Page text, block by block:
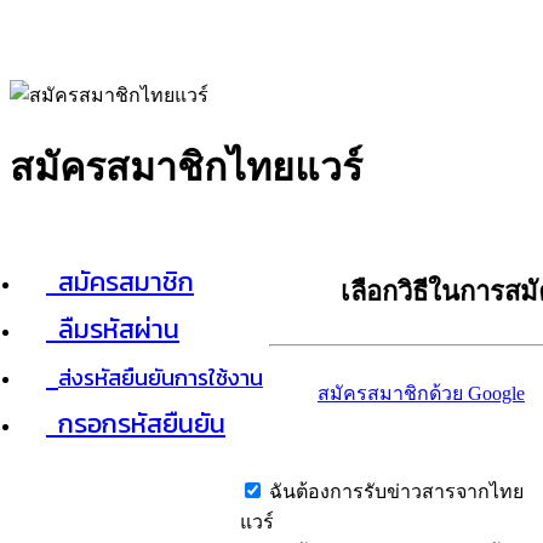
สมัครสมาชิกไทยแวร์
สมัครสมาชิก
ลืมรหัสผ่าน
ส่งรหัสยืนยันการใช้งาน
กรอกรหัสยืนยัน
เลือกวิธีในการส
สมัครสมาชิกด้วย Google
ฉันต้องการรับข่าวสารจากไทย
แวร์